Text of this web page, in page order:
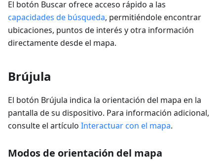
El botón Buscar ofrece acceso rápido a las
capacidades de búsqueda, permitiéndole encontrar
ubicaciones, puntos de interés y otra información
directamente desde el mapa.
Brújula
El botón Brújula indica la orientación del mapa en la
pantalla de su dispositivo. Para información adicional,
consulte el artículo Interactuar con el mapa.
Modos de orientación del mapa